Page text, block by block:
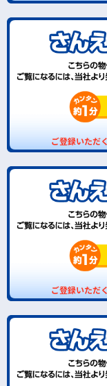
ご登録いただ
ご登録いただ